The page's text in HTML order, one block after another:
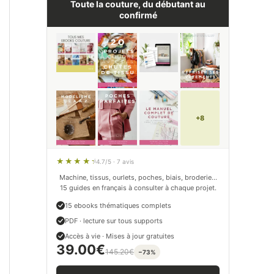
Toute la couture, du débutant au
confirmé
+8
4.7/5 · 7 avis
Machine, tissus, ourlets, poches, biais, broderie…
15 guides en français à consulter à chaque projet.
15 ebooks thématiques complets
PDF · lecture sur tous supports
Accès à vie · Mises à jour gratuites
39.00€145.20€ −73%